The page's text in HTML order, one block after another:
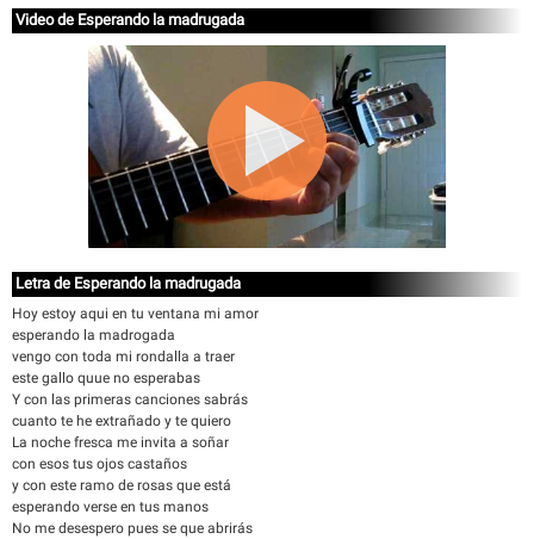
Video de Esperando la madrugada
Letra de Esperando la madrugada
Hoy estoy aqui en tu ventana mi amor
esperando la madrogada
vengo con toda mi rondalla a traer
este gallo quue no esperabas
Y con las primeras canciones sabrás
cuanto te he extrañado y te quiero
La noche fresca me invita a soñar
con esos tus ojos castaños
y con este ramo de rosas que está
esperando verse en tus manos
No me desespero pues se que abrirás